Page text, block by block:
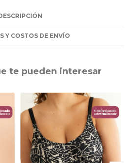
Y COSTOS DE ENVÍO
te pueden interesar